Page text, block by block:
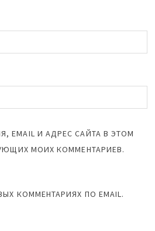
EMAIL И АДРЕС САЙТА В ЭТОМ
МОИХ КОММЕНТАРИЕВ.
КОММЕНТАРИЯХ ПО EMAIL.